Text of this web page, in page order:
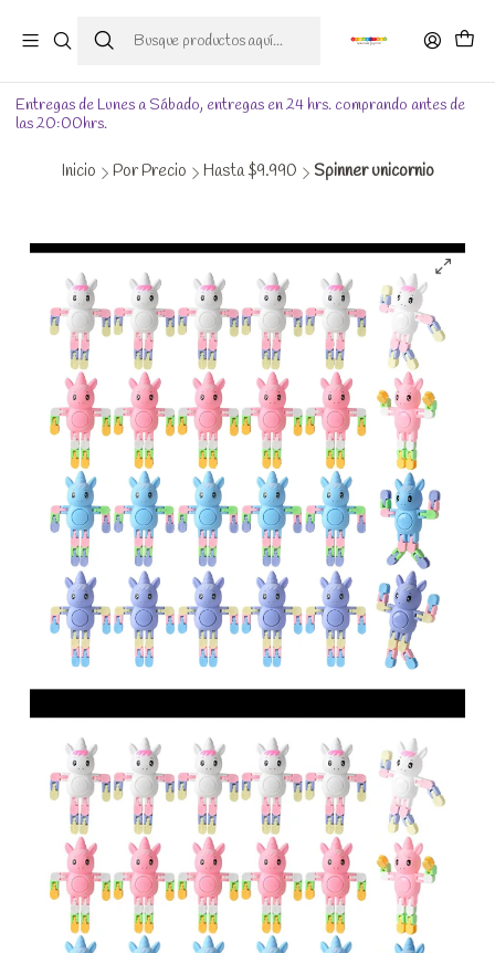
Entregas de Lunes a Sábado, entregas en 24 hrs. comprando antes de
las 20:00hrs.
Inicio Por Precio Hasta $9.990 Spinner unicornio